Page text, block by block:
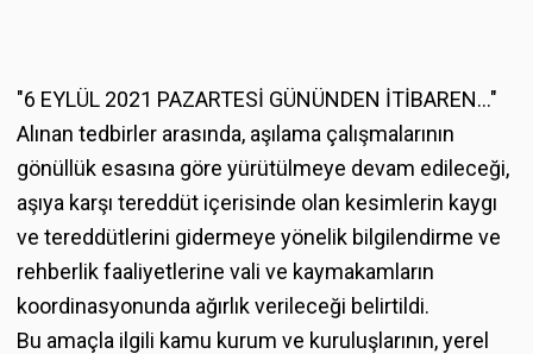
"6 EYLÜL 2021 PAZARTESİ GÜNÜNDEN İTİBAREN..."
Alınan tedbirler arasında, aşılama çalışmalarının
gönüllük esasına göre yürütülmeye devam edileceği,
aşıya karşı tereddüt içerisinde olan kesimlerin kaygı
ve tereddütlerini gidermeye yönelik bilgilendirme ve
rehberlik faaliyetlerine vali ve kaymakamların
koordinasyonunda ağırlık verileceği belirtildi.
Bu amaçla ilgili kamu kurum ve kuruluşlarının, yerel